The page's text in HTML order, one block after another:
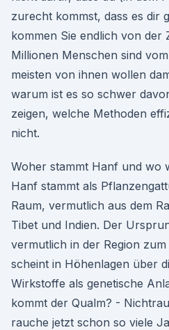
zurecht kommst, dass es dir
kommen Sie endlich von der
Millionen Menschen sind
meisten von ihnen wollen
warum ist es so schwer
zeigen, welche Methoden
nicht.
Woher stammt Hanf und wo
Hanf stammt als
Raum, vermutlich aus dem
Tibet und Indien. Der
vermutlich in der Region
scheint in Höhenlagen über
Wirkstoffe als genetische
kommt der Qualm? -
rauche jetzt schon so viele